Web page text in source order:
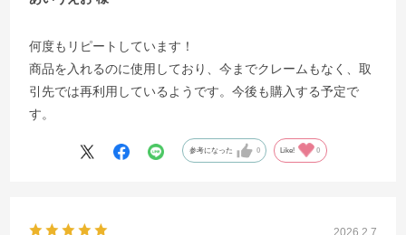
何度もリピートしています！
商品を入れるのに使用しており、今までクレームもなく、取
引先では再利用しているようです。今後も購入する予定で
す。
参考になった 0 Like! 0